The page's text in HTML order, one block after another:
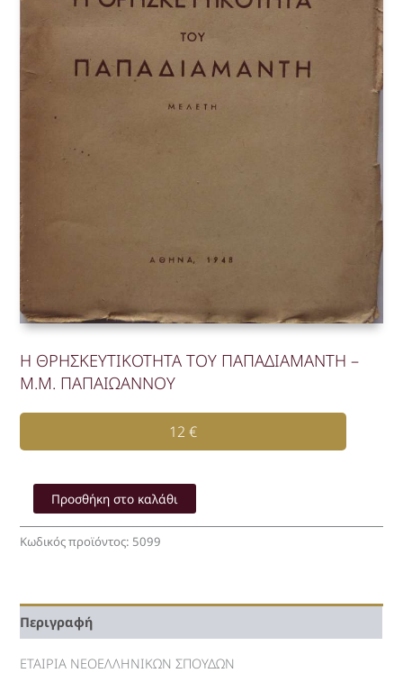
Η ΘΡΗΣΚΕΥΤΙΚΟΤΗΤΑ ΤΟΥ ΠΑΠΑΔΙΑΜΑΝΤΗ –
Μ.Μ. ΠΑΠΑΙΩΑΝΝΟΥ
12€
ΘΡΗΣΚΕΥΤΙΚΟΤΗΤΑ
ΤΟΥ
ΠΑΠΑΔΙΑΜΑΝΤΗ
ποσότητα
Προσθήκη στο καλάθι
Κωδικός προϊόντος: 5099
Περιγραφή
ΕΤΑΙΡΙΑ ΝΕΟΕΛΛΗΝΙΚΩΝ ΣΠΟΥΔΩΝ